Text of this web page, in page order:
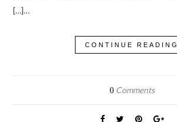
[…]…
CONTINUE READING
0Comments